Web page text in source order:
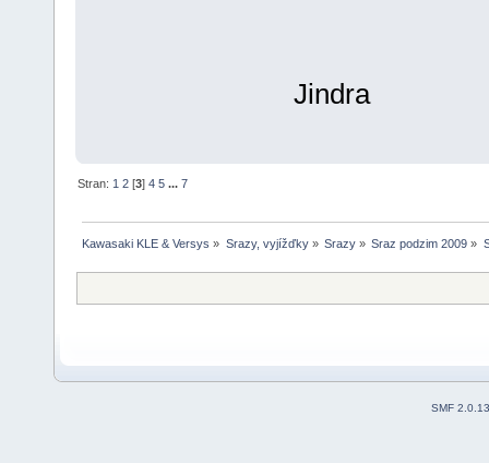
Jindra
Stran: 1 2 [3]4 5 ...7
Kawasaki KLE & Versys » Srazy, vyjížďky» Srazy» Sraz podzim 2009 »
SMF 2.0.13